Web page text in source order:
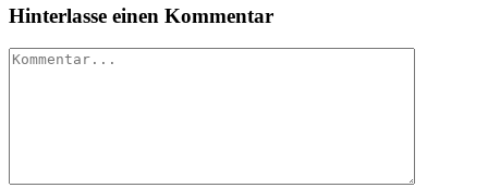
Facebook
X
Reddit
LinkedIn
WhatsApp
Telegram
Tumblr
Pinterest
Vk
Xing
E-
Hinterlasse einen Kommentar
Kommentar